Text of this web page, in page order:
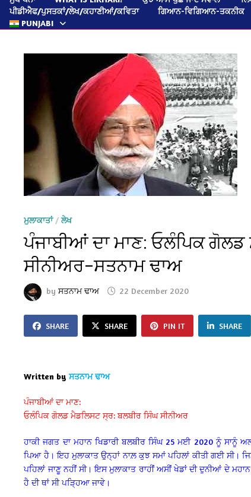
ਪੀਡੀਐਫ/ਪੁਸਤਕਾਂ/ਲੇਖ/ਕਹਾਣੀਆਂ/ਕਵਿਤਾ
ਗਿਆਨ-ਵਿਗਿਆਨ-ਤਕਨੀਕ
PUNJABI
ਮੁਲਾਕਾਤਾਂ/ਲੇਖ
ਪੰਜਾਬੀਆਂ ਦਾ ਮਾਣ: ਓਲੰਪਿਕ
ਸੀਨੀਅਰ–ਸਤਨਾਮ ਢਾਅ
byਸਤਨਾਮ ਢਾਅ 22 December 2020
SHARE SHARE PIN IT SHARE
Written by ਸਤਨਾਮ ਢਾਅ
ਪੰਜਾਬੀਆਂ ਦਾ ਮਾਣ:
ਓਲੰਪਿਕ ਗੋਲਡ ਮੈਡਲਿਸਟ ਸ੍ਰ: ਬਲਬੀਰ ਸਿੰਘ ਸੀਨੀਅਰ
ਹਾਕੀ ਜਗਤ ਦਾ ਮਹਾਨ ਖਿਡਾਰੀ ਬਲਬੀਰ ਸਿੰਘ 25 ਮਈ 2020 ਨੂੰ ਸਾਨੂੰ
ਪਿਆ ਹੈ। ਇਹ ਮੁਲਾਕਾਤ ਉਨ੍ਹਾਂ ਨਾਲ਼ ਕੁਝ ਸਮਾਂ ਪਹਿਲਾਂ ਕੀਤੀ ਗਈ ਸੀ।
ਪਹਿਲਾਂ ਜਾਣੂ ਨਹੀਂ ਸੀ। ਇਸ ਮੁਲਾਕਾਤ ਰਾਹੀਂ ਅਸੀਂ ਖੇਡਾਂ ਦੀ ਦੁਨੀਆਂ ਦੇ
ਹੈ ਦੀ ਥਾਂ ਸੀ ਪੜ੍ਹਿਆ ਜਾਵੇ।